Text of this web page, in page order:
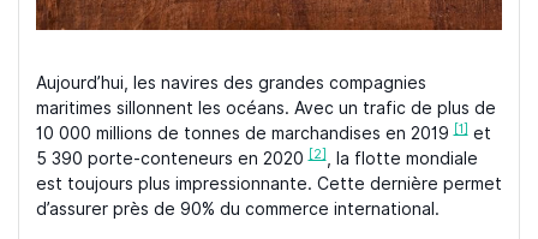
Aujourd’hui, les navires des grandes compagnies
maritimes sillonnent les océans. Avec un trafic de plus de
10 000 millions de tonnes de marchandises en 2019 [1]et
5 390 porte-conteneurs en 2020 [2], la flotte mondiale
est toujours plus impressionnante. Cette dernière permet
d’assurer près de 90% du commerce international.